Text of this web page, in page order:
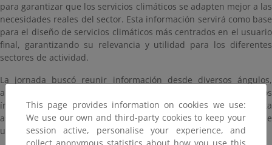
para garantizar que los servicios climáticos se adapten mejor a las
necesidades reales del sector. Esta información servirá como base
para el diseño de servicios climáticos más centrados en el usuario
final, garantizando su relevancia y utilidad para los diferentes
sectores de actividad.
La jornada buscó reunir información desde diversos ángulos,
abarcando desde cuestiones básicas como la identificación de los
índices climáticos más relevantes para cada sector, hasta
aspectos más técnicos relacionados con el diseño de interfaces de
usuario intuitivas y amigables.
This page provides information on cookies we use:
We use our own and third-party cookies to keep your
session active, personalise your experience, and
collect anonymous statistics about how you use this